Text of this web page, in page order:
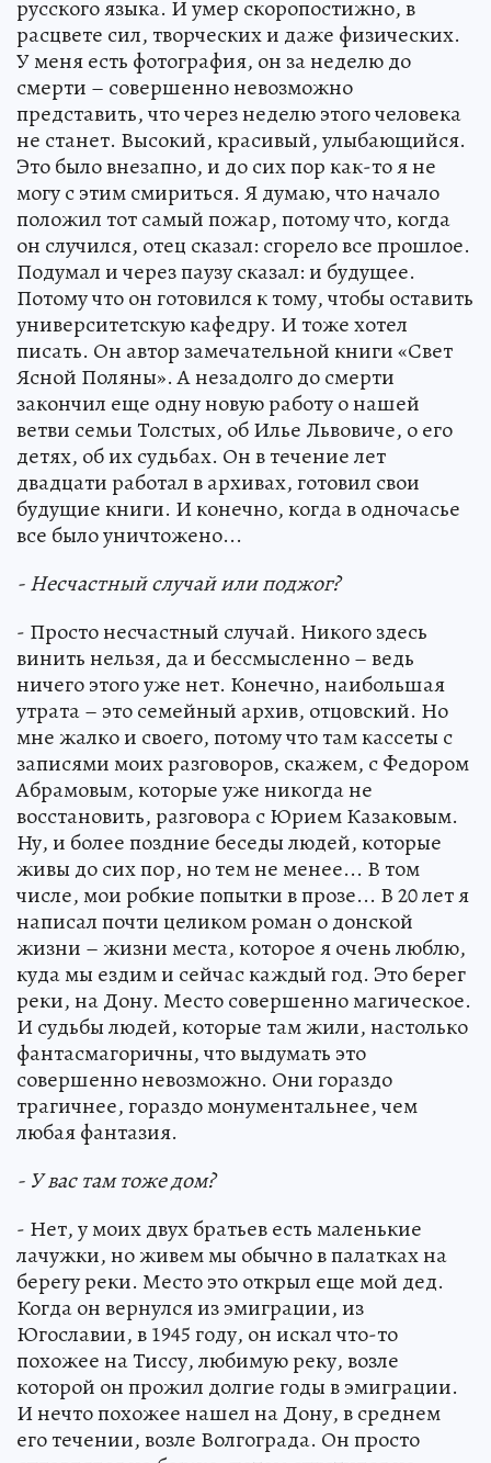
русского языка. И умер скоропостижно, в
расцвете сил, творческих и даже физических.
У меня есть фотография, он за неделю до
смерти – совершенно невозможно
представить, что через неделю этого человека
не станет. Высокий, красивый, улыбающийся.
Это было внезапно, и до сих пор как-то я не
могу с этим смириться. Я думаю, что начало
положил тот самый пожар, потому что, когда
он случился, отец сказал: сгорело все прошлое.
Подумал и через паузу сказал: и будущее.
Потому что он готовился к тому, чтобы оставить
университетскую кафедру. И тоже хотел
писать. Он автор замечательной книги «Свет
Ясной Поляны». А незадолго до смерти
закончил еще одну новую работу о нашей
ветви семьи Толстых, об Илье Львовиче, о его
детях, об их судьбах. Он в течение лет
двадцати работал в архивах, готовил свои
будущие книги. И конечно, когда в одночасье
все было уничтожено...
- Несчастный случай или поджог?
- Просто несчастный случай. Никого здесь
винить нельзя, да и бессмысленно – ведь
ничего этого уже нет. Конечно, наибольшая
утрата – это семейный архив, отцовский. Но
мне жалко и своего, потому что там кассеты с
записями моих разговоров, скажем, с Федором
Абрамовым, которые уже никогда не
восстановить, разговора с Юрием Казаковым.
Ну, и более поздние беседы людей, которые
живы до сих пор, но тем не менее... В том
числе, мои робкие попытки в прозе... В 20 лет я
написал почти целиком роман о донской
жизни – жизни места, которое я очень люблю,
куда мы ездим и сейчас каждый год. Это берег
реки, на Дону. Место совершенно магическое.
И судьбы людей, которые там жили, настолько
фантасмагоричны, что выдумать это
совершенно невозможно. Они гораздо
трагичнее, гораздо монументальнее, чем
любая фантазия.
- У вас там тоже дом?
- Нет, у моих двух братьев есть маленькие
лачужки, но живем мы обычно в палатках на
берегу реки. Место это открыл еще мой дед.
Когда он вернулся из эмиграции, из
Югославии, в 1945 году, он искал что-то
похожее на Тиссу, любимую реку, возле
которой он прожил долгие годы в эмиграции.
И нечто похожее нашел на Дону, в среднем
его течении, возле Волгограда. Он просто